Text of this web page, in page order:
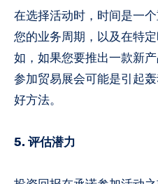
在选择活动时，时间是一
您的业务周期，以及在特
如，如果您要推出一款新
参加贸易展会可能是引起
好方法。
5. 评估潜力